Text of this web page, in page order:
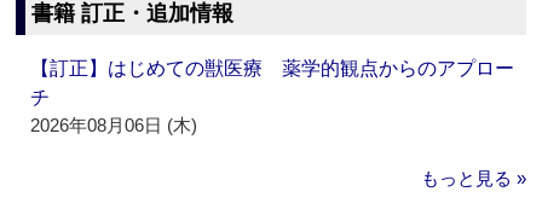
書籍 訂正・追加情報
【訂正】はじめての獣医療 薬学的観点からのアプロー
チ
2026年08月06日 (木)
もっと見る »